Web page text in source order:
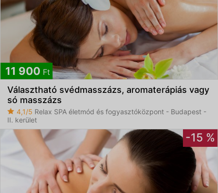
11 900 Ft
Választható svédmasszázs, aromaterápiás vagy
só masszázs
4,1/5 Relax SPA életmód és fogyasztóközpont - Budapest -
II. kerület
-15 %